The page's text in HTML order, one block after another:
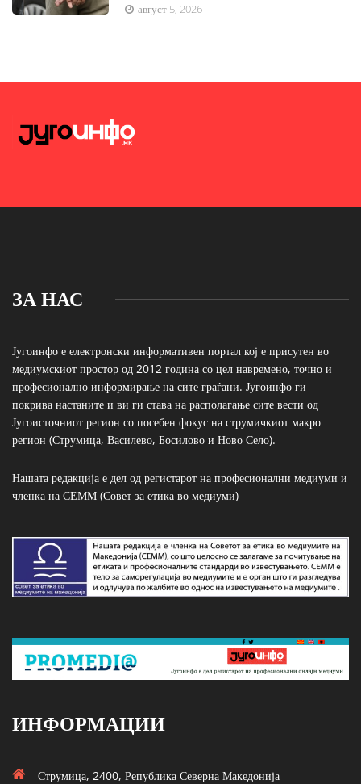
август 5, 2026
ЗА НАС
Југоинфо е електронски информативен портал кој е присутен во
медиумскиот простор од 2012 година со цел навремено, точно и
професионално информирање на сите граѓани. Југоинфо ги
покрива настаните и ви ги става на располагање сите вести од
Југоисточниот регион со посебен фокус на струмичкиот макро
регион (Струмица, Василево, Босилово и Ново Село).
Нашата редакција е дел од регистарот на професионални медиуми и
членка на СЕММ (Совет за етика во медиуми)
ИНФОРМАЦИИ
Струмица, 2400, Република Северна Македонија